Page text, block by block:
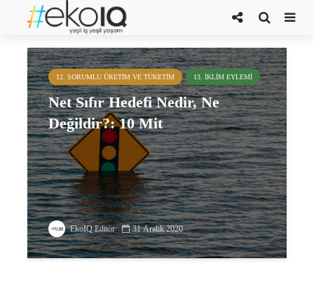
karbon denkleştirme
12. SORUMLU ÜRETIM VE TÜKETIM 13. İKLIM EYLEMI
Net Sıfır Hedefi Nedir, Ne
Değildir?: 10 Mit
EkoIQ Editör 31 Aralık 2020